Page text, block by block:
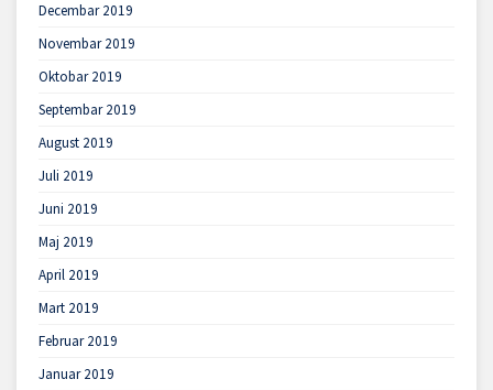
Decembar 2019
Novembar 2019
Oktobar 2019
Septembar 2019
August 2019
Juli 2019
Juni 2019
Maj 2019
April 2019
Mart 2019
Februar 2019
Januar 2019